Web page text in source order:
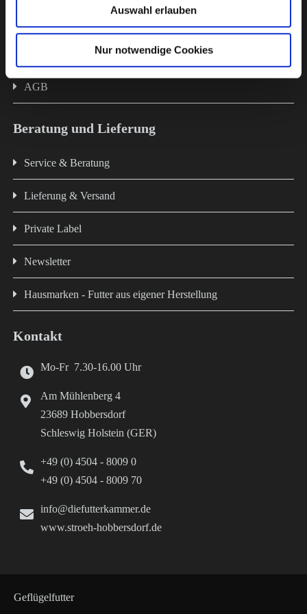
Auswahl erlauben
Nur notwendige Cookies
AGB
Beratung und Lieferung
Service & Beratung
Lieferung & Versand
Private Label
Newsletter
Hausmarken - Futter aus eigener Herstellung
Kontakt
Mo-Fr 7.30-16.00 Uhr
Am Mühlenberg 4
23689 Hobbersdorf
Schleswig Holstein (GER)
+49 (0) 4504 - 8009 0
+49 (0) 4504 - 8009 70
info@diefutterkammer.de
www.stroeh-hobbersdorf.de
Geflügelfutter